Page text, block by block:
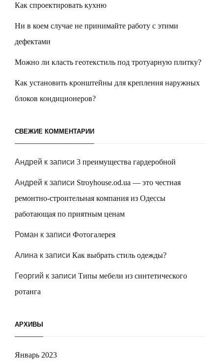
Как спроектировать кухню
Ни в коем случае не принимайте работу с этими
дефектами
Можно ли класть геотекстиль под тротуарную плитку?
Как установить кронштейны для крепления наружных
блоков кондиционеров?
СВЕЖИЕ КОММЕНТАРИИ
Андрей к записи 3 преимущества гардеробной
Андрей к записи Stroyhouse.od.ua — это честная
ремонтно-строительная компания из Одессы
работающая по приятным ценам
Роман к записи Фотогалерея
Алина к записи Как выбрать стиль одежды?
Георгий к записи Типы мебели из синтетического
ротанга
АРХИВЫ
Январь 2023